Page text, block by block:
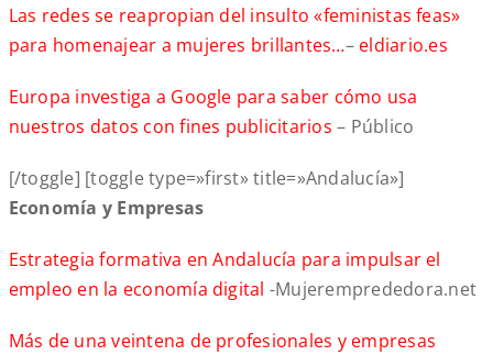
Las redes se reapropian del insulto «feministas feas»
para homenajear a mujeres brillantes…– eldiario.es
Europa investiga a Google para saber cómo usa
nuestros datos con fines publicitarios – Público
[/toggle] [toggle type=»first» title=»Andalucía»]
Economía y Empresas
Estrategia formativa en Andalucía para impulsar el
empleo en la economía digital -Mujeremprededora.net
Más de una veintena de profesionales y empresas